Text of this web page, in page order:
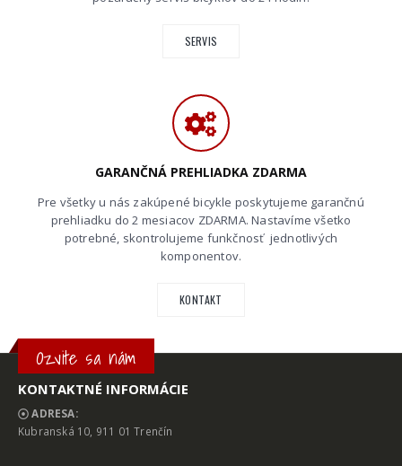
SERVIS
GARANČNÁ PREHLIADKA ZDARMA
Pre všetky u nás zakúpené bicykle poskytujeme garančnú
prehliadku do 2 mesiacov ZDARMA. Nastavíme všetko
potrebné, skontrolujeme funkčnosť jednotlivých
komponentov.
KONTAKT
Ozvite sa nám
KONTAKTNÉ INFORMÁCIE
ADRESA:
Kubranská 10, 911 01 Trenčín